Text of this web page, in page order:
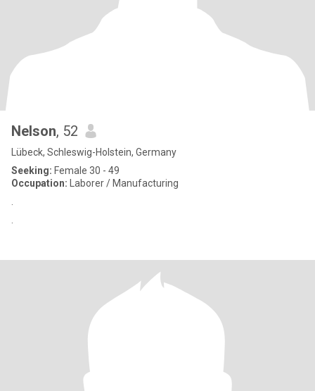
Nelson, 52
Lübeck, Schleswig-Holstein, Germany
Seeking: Female 30 - 49
Occupation: Laborer / Manufacturing